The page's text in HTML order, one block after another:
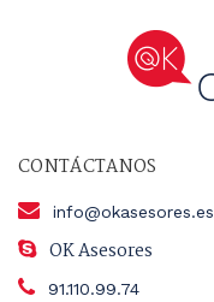
CONTÁCTANOS
info@okasesores.es
OK Asesores
91.110.99.74